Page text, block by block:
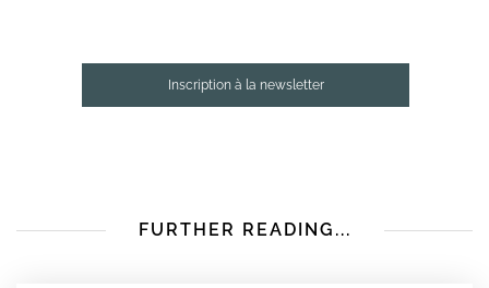
Inscription à la newsletter
FURTHER READING...